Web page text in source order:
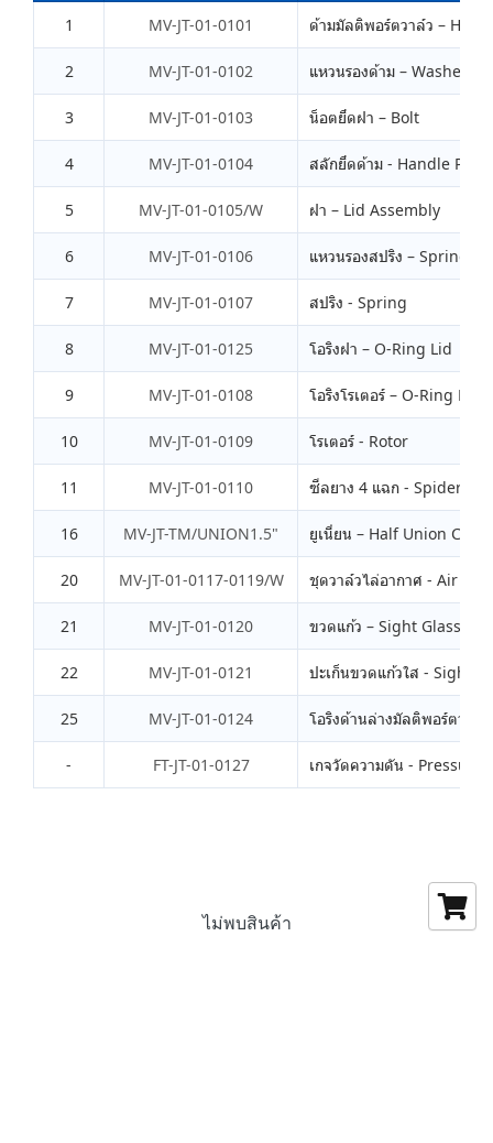
1 MV-JT-01-0101 ด้ามมัลติพอร์ตวาล์ว –
2 MV-JT-01-0102 แหวนรองด้าม – Washer
3 MV-JT-01-0103 น็อตยึดฝา – Bolt
4 MV-JT-01-0104 สลักยึดด้าม - Handle Pin
5 MV-JT-01-0105/W ฝา – Lid Assembly
6 MV-JT-01-0106 แหวนรองสปริง – Spring
7 MV-JT-01-0107 สปริง - Spring
8 MV-JT-01-0125 โอริงฝา – O-Ring Lid
9 MV-JT-01-0108 โอริงโรเตอร์ – O-Ring
10 MV-JT-01-0109 โรเตอร์ - Rotor
11 MV-JT-01-0110 ซีลยาง 4 แฉก - Spider
16 MV-JT-TM/UNION1.5" ยูเนี่ยน – Half Union
20 MV-JT-01-0117-0119/W ชุดวาล์วไล่อากาศ - Air
21 MV-JT-01-0120 ขวดแก้ว – Sight Glass
22 MV-JT-01-0121 ปะเก็นขวดแก้วใส - Sight
25 MV-JT-01-0124 โอริงด้านล่างมัลติพอร์ตวา
- FT-JT-01-0127 เกจวัดความดัน - Pressure
ไม่พบสินค้า